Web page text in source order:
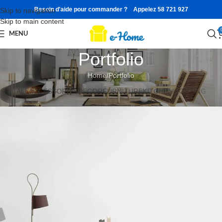
Skip to navigation
Skip to main content
Besoin d'aide pour commander ? Appelez 58 721 927
MENU
Portfolio
Home Portfolio
ALLACCESSORIES DECORFURNITUREKITCHENLIGHTING